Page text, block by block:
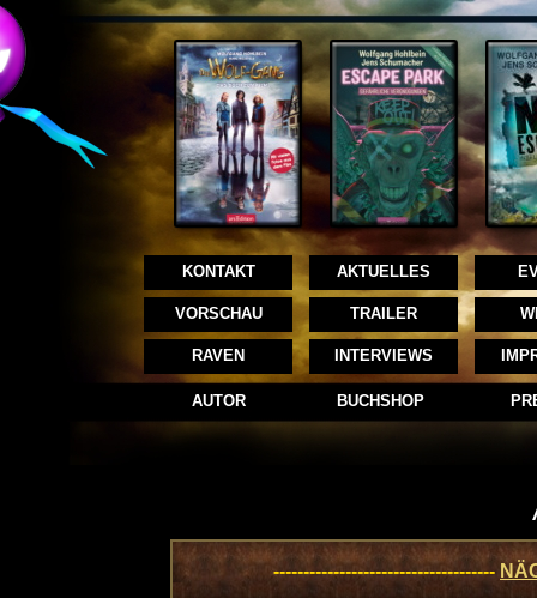
KONTAKT AKTUELLES
VORSCHAU TRAILER
RAVEN INTERVIEWS
AUTOR BUCHSHOP
-------------------------------------